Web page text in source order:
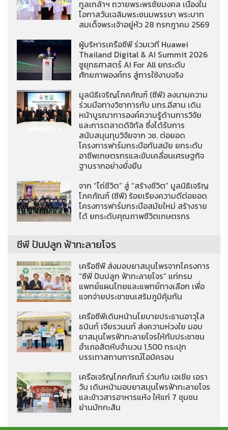
ทูลเกล้าฯ ถวายพระพรชัยมงคล เนื่องใน
โอกาสวันเฉลิมพระชนมพรรษา พระบาท
สมเด็จพระเจ้าอยู่หัว 28 กรกฎาคม 2569
ผู้บริหารเครือซีพี ร่วมเวที Huawei
Thailand Digital & AI Summit 2026
ชูยุทธศาสตร์ AI For All ยกระดับ
ศักยภาพองค์กร สู่การใช้งานจริง
มูลนิธิเจริญโภคภัณฑ์ (ซีพี) ลงนามความ
ร่วมมือทางวิชาการกับ มทร.อีสาน เดิน
หน้าบูรณาการองค์ความรู้ด้านการวิจัย
และการตลาดดิจิทัล ซึ่งได้รับการ
สนับสนุนทุนวิจัยจาก วช. ต่อยอด
โครงการฟาร์มกระบือทันสมัย ยกระดับ
อาชีพเกษตรกรและขับเคลื่อนเศรษฐกิจ
ฐานรากอย่างยั่งยืน
จาก “ไถ่ชีวิต” สู่ “สร้างชีวิต” มูลนิธิเจริญ
โภคภัณฑ์ (ซีพี) ร้อยเรียงความดีต่อยอด
โครงการฟาร์มกระบือสมัยใหม่ สร้างราย
ได้ ยกระดับคุณภาพชีวิตเกษตรกร
ซีพี ปันปลูก ฟ้าทะลายโจร
เครือซีพี ส่งมอบยาสมุนไพรจากโครงการ
“ซีพี ปันปลูก ฟ้าทะลายโจร” แก่กรม
แพทย์แผนไทยและแพทย์ทางเลือก เพื่อ
แจกจ่ายประชาชนเสริมภูมิคุ้มกัน
เครือซีพีเดินหน้านโยบายประธานอาวุโส
ธนินท์ เจียรวนนท์ ส่งความห่วงใย มอบ
ยาสมุนไพรฟ้าทะลายโจรให้กับประชาชน
อำเภอสัตหีบจำนวน 1,500 กระปุก
บรรเทาสถานการณ์โอมิครอน
เครือเจริญโภคภัณฑ์ ร่วมกับ เอเชีย เอรา
วัน เดินหน้ามอบยาสมุนไพรฟ้าทะลายโจร
และข้าวสารอาหารแห้ง ให้แก่ 7 ชุมชน
ย่านมักกะสัน